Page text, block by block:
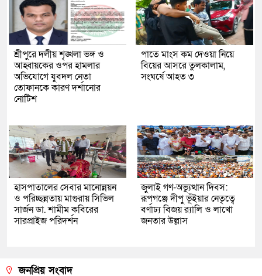
শ্রীপুরে দলীয় শৃঙ্খলা ভঙ্গ ও
আহ্বায়কের ওপর হামলার
অভিযোগে যুবদল নেতা
তোফানকে কারণ দর্শানোর
নোটিশ
পাতে মাংস কম দেওয়া নিয়ে
বিয়ের আসরে তুলকালাম,
সংঘর্ষে আহত ৩
হাসপাতালের সেবার মানোন্নয়ন
ও পরিচ্ছন্নতায় মাগুরায় সিভিল
সার্জন ডা. শামীম কবিরের
সারপ্রাইজ পরিদর্শন
জুলাই গণ-অভ্যুত্থান দিবস:
রূপগঞ্জে দীপু ভূঁইয়ার নেতৃত্বে
বর্ণাঢ্য বিজয় র‌্যালি ও লাখো
জনতার উল্লাস
জনপ্রিয় সংবাদ